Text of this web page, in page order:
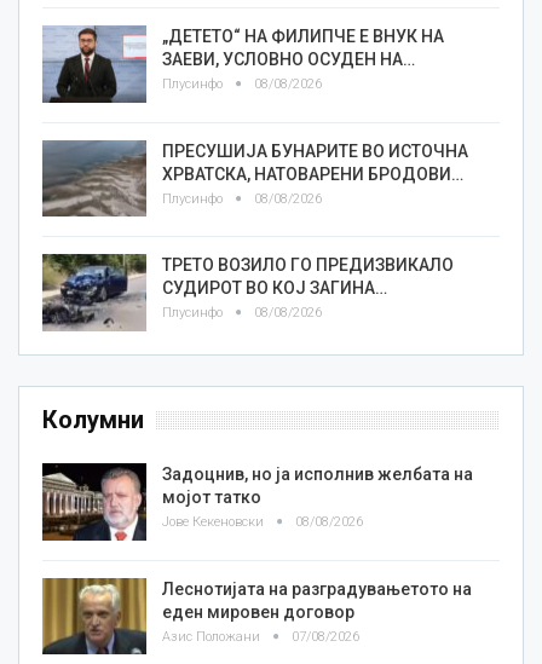
„ДЕТЕТО“ НА ФИЛИПЧЕ Е ВНУК НА
ЗАЕВИ, УСЛОВНО ОСУДЕН НА…
Плусинфо 08/08/2026
ПРЕСУШИЈА БУНАРИТЕ ВО ИСТОЧНА
ХРВАТСКА, НАТОВАРЕНИ БРОДОВИ…
Плусинфо 08/08/2026
ТРЕТО ВОЗИЛО ГО ПРЕДИЗВИКАЛО
СУДИРОТ ВО КОЈ ЗАГИНА…
Плусинфо 08/08/2026
Колумни
Задоцнив, но ја исполнив желбата на
мојот татко
Јове Кекеновски 08/08/2026
Леснотијата на разградувањетото на
еден мировен договор
Азис Положани 07/08/2026